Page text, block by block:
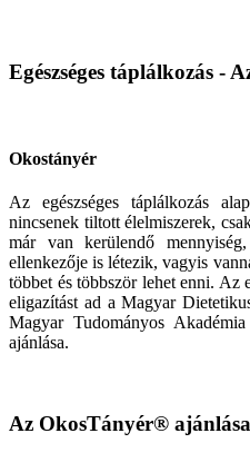
Egészséges táplálkozás -
Okostányér
Az egészséges táplálkozás
nincsenek tiltott élelmiszerek,
már van kerülendő
ellenkezője is létezik, vagyis
többet és többször lehet enni. Az
eligazítást ad a Magyar
Magyar Tudományos
ajánlása.
Az OkosTányér®